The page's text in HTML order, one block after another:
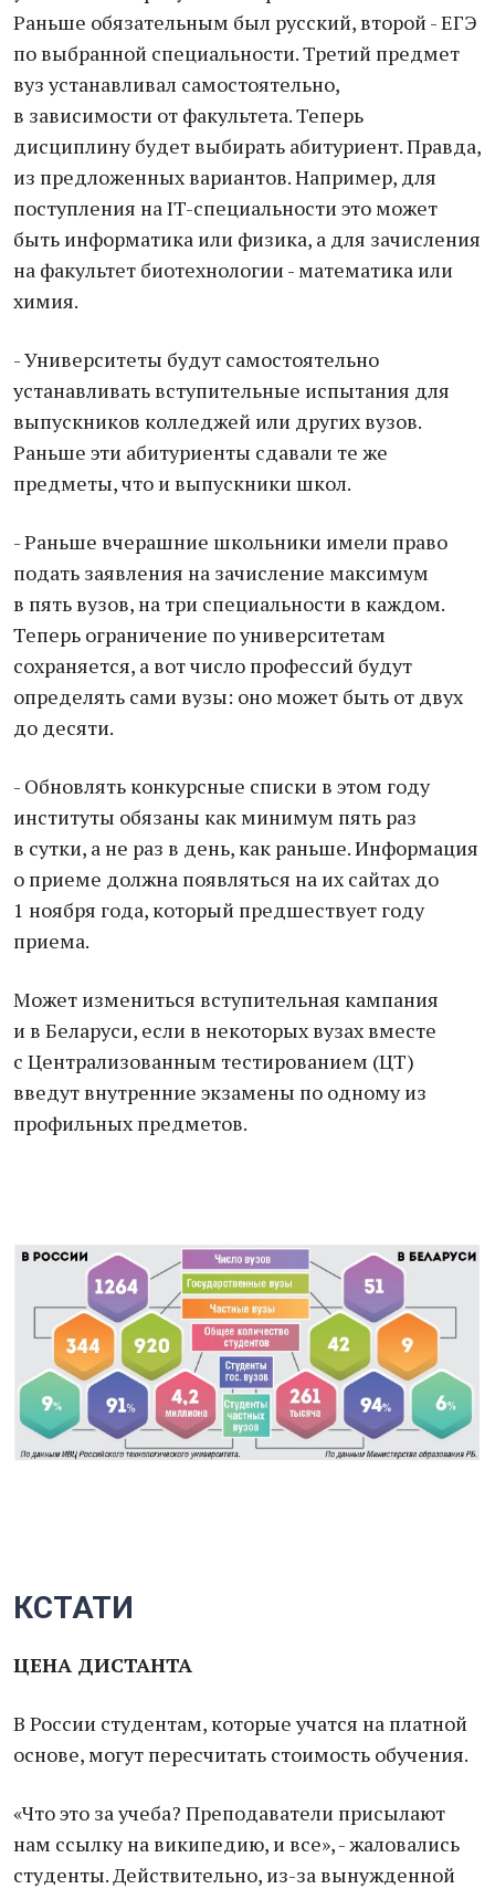
Раньше обязательным был русский, второй - ЕГЭ
по выбранной специальности. Третий предмет
вуз устанавливал самостоятельно,
в зависимости от факультета. Теперь
дисциплину будет выбирать абитуриент. Правда,
из предложенных вариантов. Например, для
поступления на IT-специальности это может
быть информатика или физика, а для зачисления
на факультет биотехнологии - математика или
химия.
- Университеты будут самостоятельно
устанавливать вступительные испытания для
выпускников колледжей или других вузов.
Раньше эти абитуриенты сдавали те же
предметы, что и выпускники школ.
- Раньше вчерашние школьники имели право
подать заявления на зачисление максимум
в пять вузов, на три специальности в каждом.
Теперь ограничение по университетам
сохраняется, а вот число профессий будут
определять сами вузы: оно может быть от двух
до десяти.
- Обновлять конкурсные списки в этом году
институты обязаны как минимум пять раз
в сутки, а не раз в день, как раньше. Информация
о приеме должна появляться на их сайтах до
1 ноября года, который предшествует году
приема.
Может измениться вступительная кампания
и в Беларуси, если в некоторых вузах вместе
с Централизованным тестированием (ЦТ)
введут внутренние экзамены по одному из
профильных предметов.
КСТАТИ
ЦЕНА ДИСТАНТА
В России студентам, которые учатся на платной
основе, могут пересчитать стоимость обучения.
«Что это за учеба? Преподаватели присылают
нам ссылку на википедию, и все», - жаловались
студенты. Действительно, из-за вынужденной